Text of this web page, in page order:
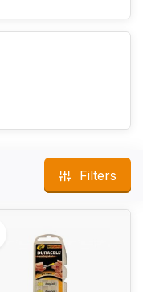
Filters